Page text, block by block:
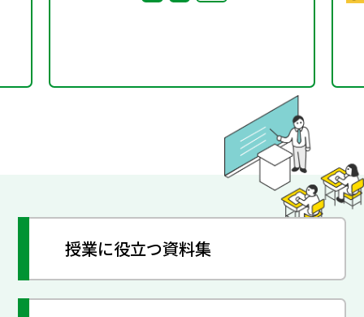
授業に役立つ資料集